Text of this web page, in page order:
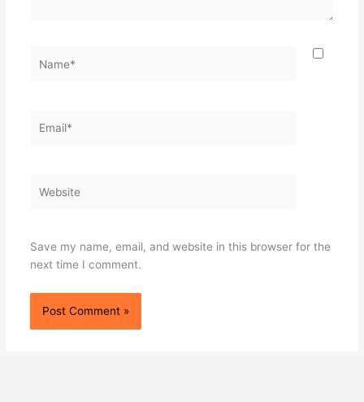
Save my name, email, and website in this browser for the
next time I comment.